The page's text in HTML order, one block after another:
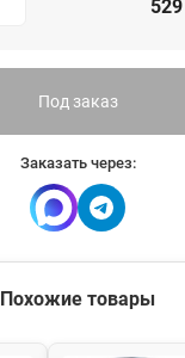
529
Под заказ
Заказать через:
Похожие товары